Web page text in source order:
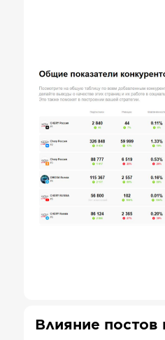
Влияние постов